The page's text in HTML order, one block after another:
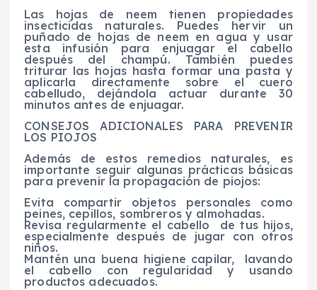
Las hojas de neem tienen propiedades
insecticidas naturales. Puedes hervir un
puñado de hojas de neem en agua y usar
esta infusión para enjuagar el cabello
después del champú. También puedes
triturar las hojas hasta formar una pasta y
aplicarla directamente sobre el cuero
cabelludo, dejándola actuar durante 30
minutos antes de enjuagar.
CONSEJOS ADICIONALES PARA PREVENIR
LOS PIOJOS
Además de estos remedios naturales, es
importante seguir algunas prácticas básicas
para prevenir la propagación de piojos:
Evita compartir objetos personales como
peines, cepillos, sombreros y almohadas.
Revisa regularmente el cabello de tus hijos,
especialmente después de jugar con otros
niños.
Mantén una buena higiene capilar, lavando
el cabello con regularidad y usando
productos adecuados.